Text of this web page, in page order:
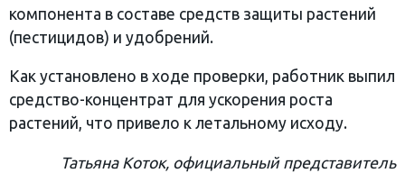
компонента в составе средств защиты растений
(пестицидов) и удобрений.
Как установлено в ходе проверки, работник выпил
средство-концентрат для ускорения роста
растений, что привело к летальному исходу.
Татьяна Коток, официальный представитель